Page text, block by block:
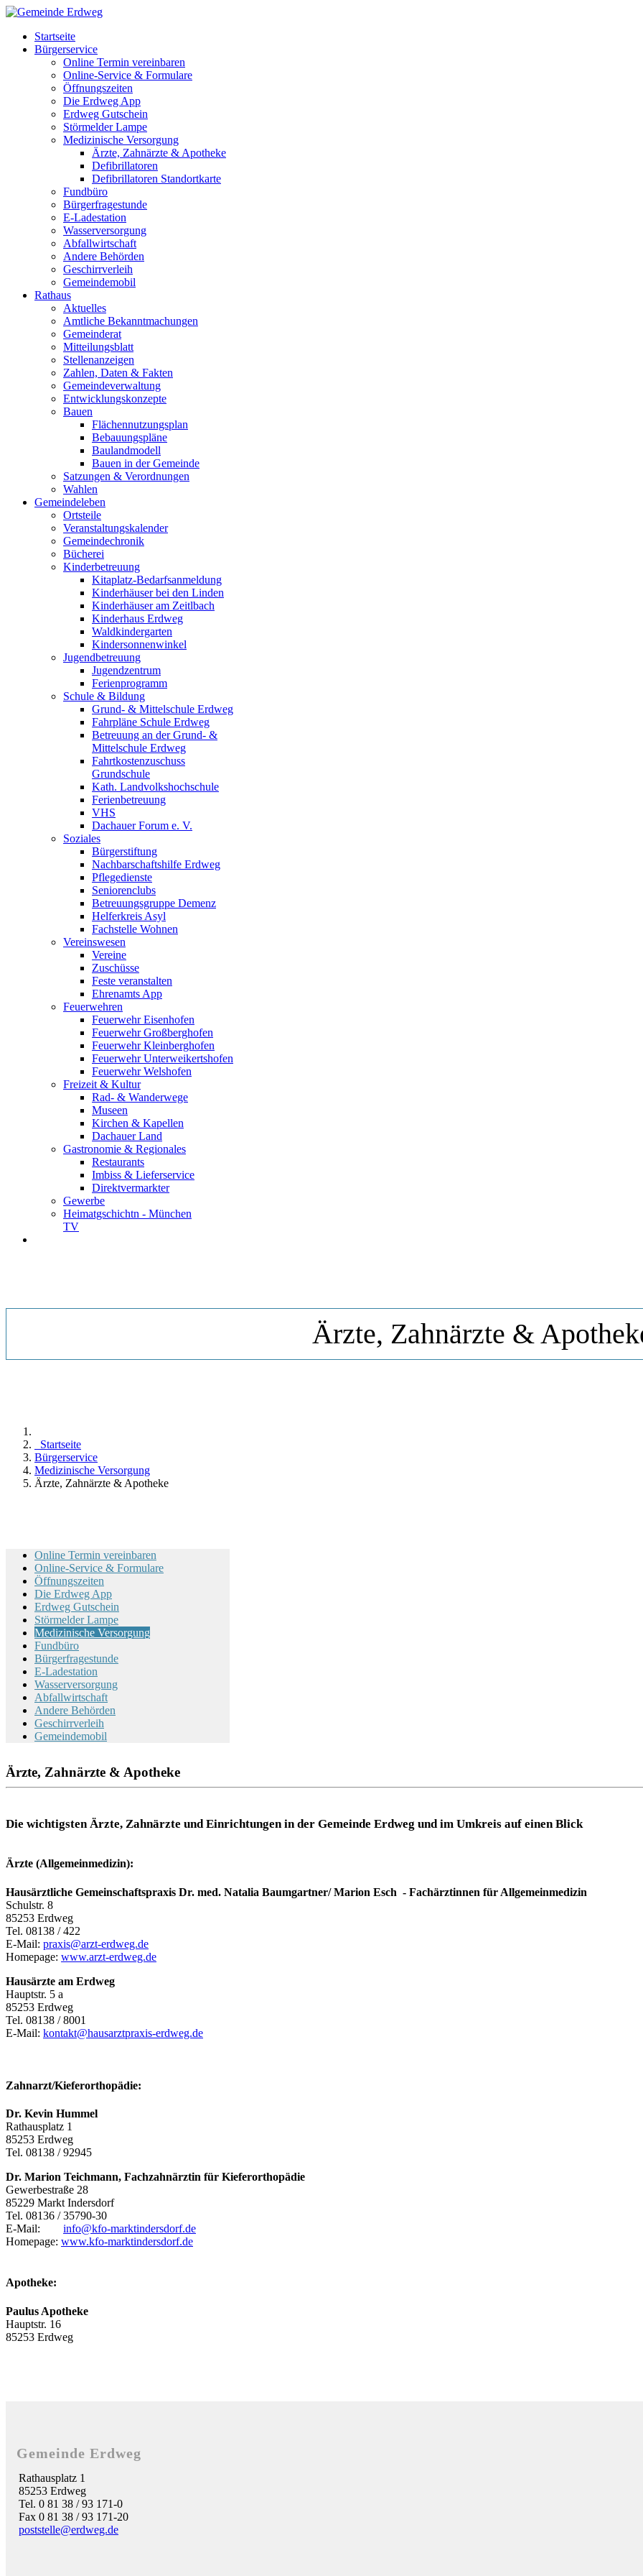
Startseite
Bürgerservice
Online Termin vereinbaren
Online-Service & Formulare
Öffnungszeiten
Die Erdweg App
Erdweg Gutschein
Störmelder Lampe
Medizinische Versorgung
Ärzte, Zahnärzte & Apotheke
Defibrillatoren
Defibrillatoren Standortkarte
Fundbüro
Bürgerfragestunde
E-Ladestation
Wasserversorgung
Abfallwirtschaft
Andere Behörden
Geschirrverleih
Gemeindemobil
Rathaus
Aktuelles
Amtliche Bekanntmachungen
Gemeinderat
Mitteilungsblatt
Stellenanzeigen
Zahlen, Daten & Fakten
Gemeindeverwaltung
Entwicklungskonzepte
Bauen
Flächennutzungsplan
Bebauungspläne
Baulandmodell
Bauen in der Gemeinde
Satzungen & Verordnungen
Wahlen
Gemeindeleben
Ortsteile
Veranstaltungskalender
Gemeindechronik
Bücherei
Kinderbetreuung
Kitaplatz-Bedarfsanmeldung
Kinderhäuser bei den Linden
Kinderhäuser am Zeitlbach
Kinderhaus Erdweg
Waldkindergarten
Kindersonnenwinkel
Jugendbetreuung
Jugendzentrum
Ferienprogramm
Schule & Bildung
Grund- & Mittelschule Erdweg
Fahrpläne Schule Erdweg
Betreuung an der Grund- &
Mittelschule Erdweg
Fahrtkostenzuschuss
Grundschule
Kath. Landvolkshochschule
Ferienbetreuung
VHS
Dachauer Forum e. V.
Soziales
Bürgerstiftung
Nachbarschaftshilfe Erdweg
Pflegedienste
Seniorenclubs
Betreuungsgruppe Demenz
Helferkreis Asyl
Fachstelle Wohnen
Vereinswesen
Vereine
Zuschüsse
Feste veranstalten
Ehrenamts App
Feuerwehren
Feuerwehr Eisenhofen
Feuerwehr Großberghofen
Feuerwehr Kleinberghofen
Feuerwehr Unterweikertshofen
Feuerwehr Welshofen
Freizeit & Kultur
Rad- & Wanderwege
Museen
Kirchen & Kapellen
Dachauer Land
Gastronomie & Regionales
Restaurants
Imbiss & Lieferservice
Direktvermarkter
Gewerbe
Heimatgschichtn - München
TV
Ärzte, Zahnärzte &
Startseite
Bürgerservice
Medizinische Versorgung
Ärzte, Zahnärzte & Apotheke
Online Termin vereinbaren
Online-Service & Formulare
Öffnungszeiten
Die Erdweg App
Erdweg Gutschein
Störmelder Lampe
Medizinische Versorgung
Fundbüro
Bürgerfragestunde
E-Ladestation
Wasserversorgung
Abfallwirtschaft
Andere Behörden
Geschirrverleih
Gemeindemobil
Ärzte, Zahnärzte & Apotheke
Die wichtigsten Ärzte, Zahnärzte und Einrichtungen in der Gemeinde Erdweg und im Umkreis auf einen Blick
Ärzte (Allgemeinmedizin):
Hausärztliche Gemeinschaftspraxis Dr. med. Natalia Baumgartner/ Marion Esch - Fachärztinnen für Allgemeinmedizin
Schulstr. 8
85253 Erdweg
Tel. 08138 / 422
E-Mail: praxis@arzt-erdweg.de
Homepage: www.arzt-erdweg.de
Hausärzte am Erdweg
Hauptstr. 5 a
85253 Erdweg
Tel. 08138 / 8001
E-Mail: kontakt@hausarztpraxis-erdweg.de
Zahnarzt/Kieferorthopädie:
Dr. Kevin Hummel
Rathausplatz 1
85253 Erdweg
Tel. 08138 / 92945
Dr. Marion Teichmann, Fachzahnärztin für Kieferorthopädie
Gewerbestraße 28
85229 Markt Indersdorf
Tel. 08136 / 35790-30
E-Mail: info@kfo-marktindersdorf.de
Homepage: www.kfo-marktindersdorf.de
Apotheke:
Paulus Apotheke
Hauptstr. 16
85253 Erdweg
Gemeinde Erdweg
Rathausplatz 1
85253 Erdweg
Tel. 0 81 38 / 93 171-0
Fax 0 81 38 / 93 171-20
poststelle@erdweg.de